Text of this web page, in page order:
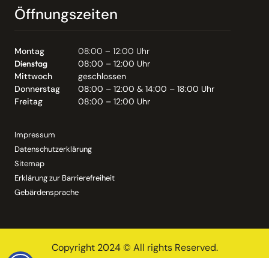
Öffnungszeiten
Montag
08:00 – 12:00 Uhr
Dienstag
08:00 – 12:00 Uhr
Mittwoch
geschlossen
Donnerstag
08:00 – 12:00 & 14:00 – 18:00 Uhr
Freitag
08:00 – 12:00 Uhr
Impressum
Datenschutzerklärung
Sitemap
Erklärung zur Barrierefreiheit
Gebärdensprache
Copyright 2024 © All rights Reserved.